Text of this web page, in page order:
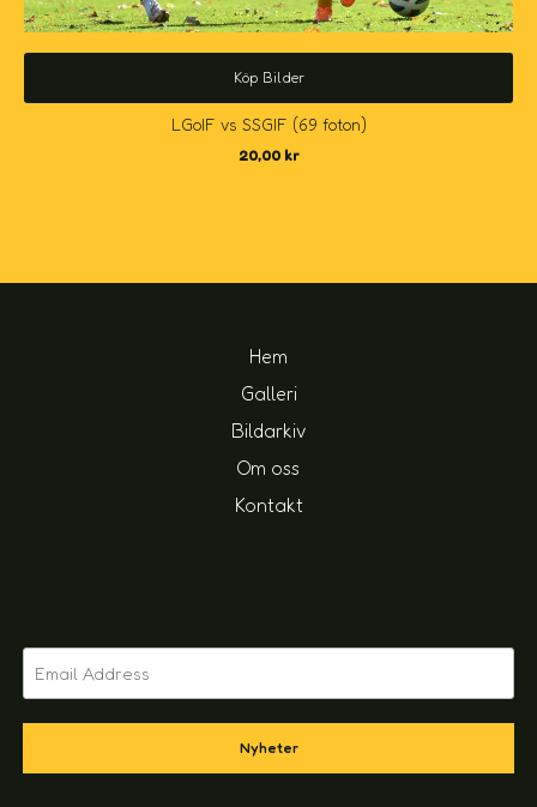
Köp Bilder
LGoIF vs SSGIF (69 foton)
20,00 kr
Hem
Galleri
Bildarkiv
Om oss
Kontakt
Nyheter